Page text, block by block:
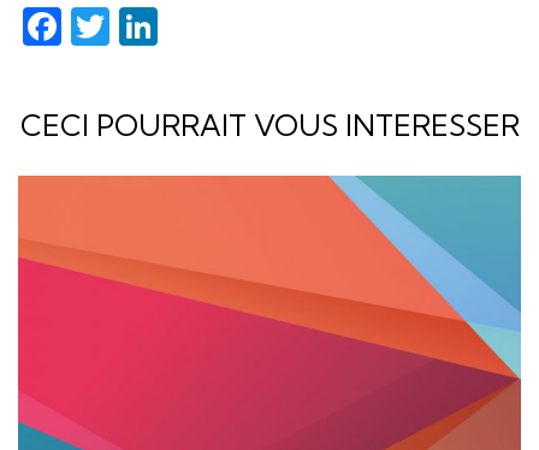
Facebook
Twitter
CECI POURRAIT VOUS INTERESSER